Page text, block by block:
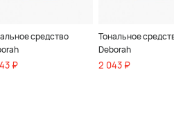
средство
₽
Тональное
Deborah
2 043 ₽